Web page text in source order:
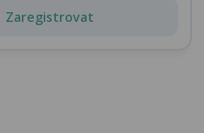
Zaregistrovat